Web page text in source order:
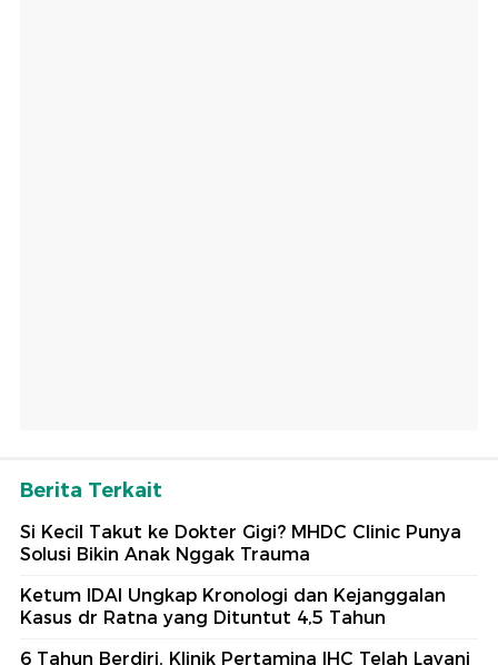
Berita Terkait
Si Kecil Takut ke Dokter Gigi? MHDC Clinic Punya
Solusi Bikin Anak Nggak Trauma
Ketum IDAI Ungkap Kronologi dan Kejanggalan
Kasus dr Ratna yang Dituntut 4,5 Tahun
6 Tahun Berdiri, Klinik Pertamina IHC Telah Layani